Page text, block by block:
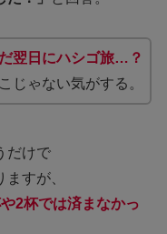
翌日にハシゴ旅…？
じゃない気がする。
だけで
すが、
2杯では済まなかっ